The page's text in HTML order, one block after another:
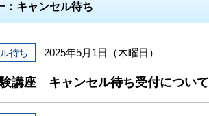
：キャンセル待ち
待ち 2025年5月1日（木曜日）
講座 キャンセル待ち受付について